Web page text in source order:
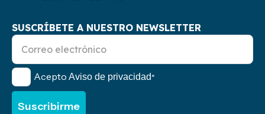
SUSCRÍBETE A NUESTRO NEWSLETTER
Acepto Aviso de privacidad*